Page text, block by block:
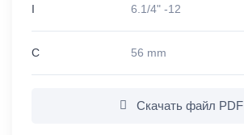
I 6.1/4" -12
C 56 mm
Скачать файл PDF